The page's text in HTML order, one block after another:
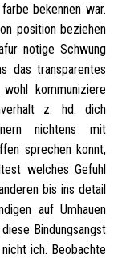
bekennen war.
position beziehen
notige Schwung
das transparentes
kommuniziere
z. hd. dich
nichtens mit
sprechen konnt,
welches Gefuhl
bis ins detail
auf Umhauen
Bindungsangst
ich. Beobachte